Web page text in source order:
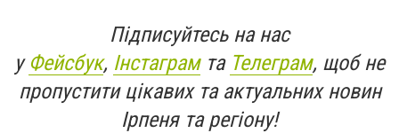
Підписуйтесь на нас
у Фейсбук, Інстаграмта Телеграм, щоб не
пропустити цікавих та актуальних новин
Ірпеня та регіону!